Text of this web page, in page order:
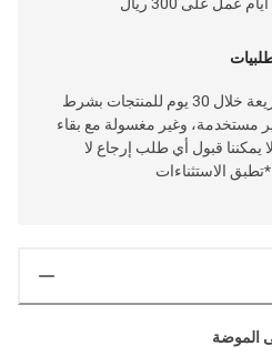
خدمة إرجاع سهلة وسريعة خلال 30 يوم للمنتجات بشرط
مستخدمة، وغير مغسولة مع بقاء
يمكننا قبول أي طلب إرجاع لا
الاستثناءات
الموضة